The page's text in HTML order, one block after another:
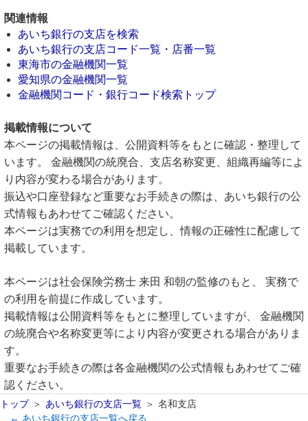
関連情報
あいち銀行の支店を検索
あいち銀行の支店コード一覧・店番一覧
東海市の金融機関一覧
愛知県の金融機関一覧
金融機関コード・銀行コード検索トップ
掲載情報について
本ページの掲載情報は、公開資料等をもとに確認・整理して
います。 金融機関の統廃合、支店名称変更、組織再編等によ
り内容が変わる場合があります。
振込や口座登録など重要なお手続きの際は、あいち銀行の公
式情報もあわせてご確認ください。
本ページは実務での利用を想定し、情報の正確性に配慮して
掲載しています。
本ページは社会保険労務士 来田 和朝の監修のもと、 実務で
の利用を前提に作成しています。
掲載情報は公開資料等をもとに整理していますが、 金融機関
の統廃合や名称変更等により内容が変更される場合がありま
す。
重要なお手続きの際は各金融機関の公式情報もあわせてご確
認ください。
トップ あいち銀行の支店一覧
名和支店
← あいち銀行の支店一覧へ戻る